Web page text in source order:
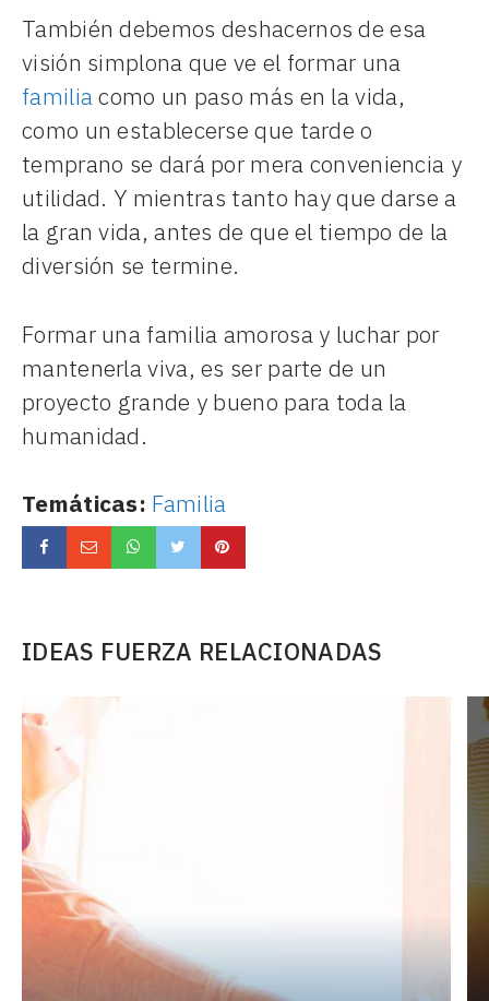
También debemos deshacernos de esa
visión simplona que ve el formar una
familiacomo un paso más en la vida,
como un establecerse que tarde o
temprano se dará por mera conveniencia y
utilidad. Y mientras tanto hay que darse a
la gran vida, antes de que el tiempo de la
diversión se termine.
Formar una familia amorosa y luchar por
mantenerla viva, es ser parte de un
proyecto grande y bueno para toda la
humanidad.
Temáticas: Familia
IDEAS FUERZA RELACIONADAS